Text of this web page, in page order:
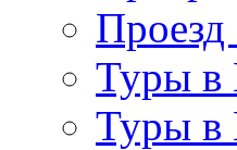
Туры в
Туры в